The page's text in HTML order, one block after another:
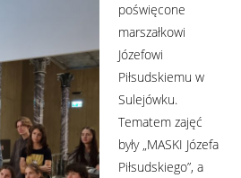
poświęcone
marszałkowi
Józefowi
Piłsudskiemu w
Sulejówku.
Tematem zajęć
były „MASKI Józefa
Piłsudskiego”, a